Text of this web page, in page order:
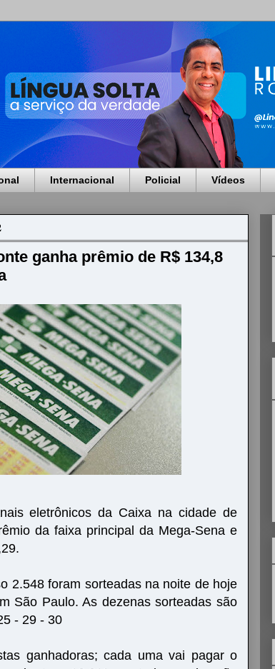
Internacional Policial Vídeos
ganha prêmio de R$ 134,8
eletrônicos da Caixa na cidade de
da faixa principal da Mega-Sena e
2.548 foram sorteadas na noite de hoje
São Paulo. As dezenas sorteadas são
- 29 - 30
ganhadoras; cada uma vai pagar o